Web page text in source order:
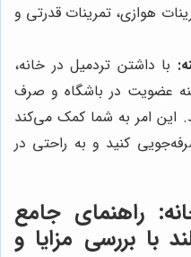
هوازی، تمرینات قدرتی و
با داشتن تردمیل در خانه،
عضویت در باشگاه و صرف
این امر به شما کمک می‌کند
کنید و به راحتی در
راهنمای جامع
با بررسی مزایا و